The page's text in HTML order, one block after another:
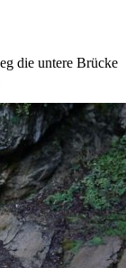
die untere Brücke